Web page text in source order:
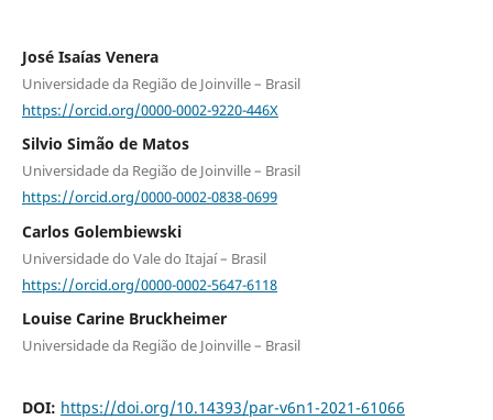
José Isaías Venera
Universidade da Região de Joinville – Brasil
https://orcid.org/0000-0002-9220-446X
Silvio Simão de Matos
Universidade da Região de Joinville – Brasil
https://orcid.org/0000-0002-0838-0699
Carlos Golembiewski
Universidade do Vale do Itajaí – Brasil
https://orcid.org/0000-0002-5647-6118
Louise Carine Bruckheimer
Universidade da Região de Joinville – Brasil
DOI: https://doi.org/10.14393/par-v6n1-2021-61066